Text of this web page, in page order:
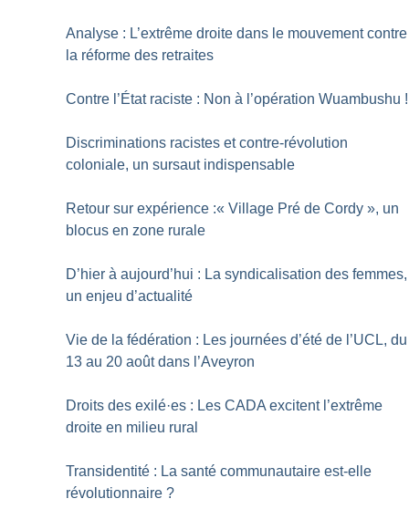
Analyse : L’extrême droite dans le mouvement contre
la réforme des retraites
Contre l’État raciste : Non à l’opération Wuambushu !
Discriminations racistes et contre-révolution
coloniale, un sursaut indispensable
Retour sur expérience :« Village Pré de Cordy », un
blocus en zone rurale
D’hier à aujourd’hui : La syndicalisation des femmes,
un enjeu d’actualité
Vie de la fédération : Les journées d’été de l’UCL, du
13 au 20 août dans l’Aveyron
Droits des exilé·es : Les CADA excitent l’extrême
droite en milieu rural
Transidentité : La santé communautaire est-elle
révolutionnaire ?